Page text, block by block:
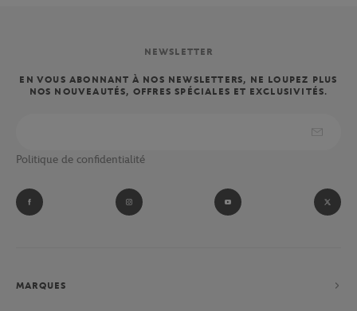
NEWSLETTER
EN VOUS ABONNANT À NOS NEWSLETTERS, NE LOUPEZ PLUS
NOS NOUVEAUTÉS, OFFRES SPÉCIALES ET EXCLUSIVITÉS.
Politique de confidentialité
MARQUES